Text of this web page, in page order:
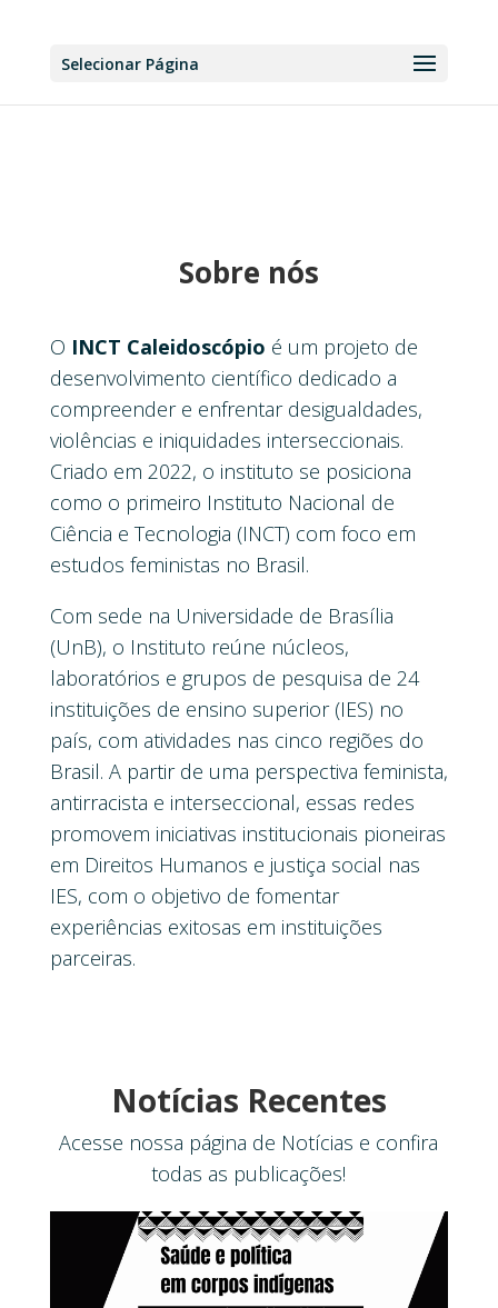
Selecionar Página
Sobre nós
O INCT Caleidoscópio é um projeto de
desenvolvimento científico dedicado a
compreender e enfrentar desigualdades,
violências e iniquidades interseccionais.
Criado em 2022, o instituto se posiciona
como o primeiro Instituto Nacional de
Ciência e Tecnologia (INCT) com foco em
estudos feministas no Brasil.
Com sede na Universidade de Brasília
(UnB), o Instituto reúne núcleos,
laboratórios e grupos de pesquisa de 24
instituições de ensino superior (IES) no
país, com atividades nas cinco regiões do
Brasil. A partir de uma perspectiva feminista,
antirracista e interseccional, essas redes
promovem iniciativas institucionais pioneiras
em Direitos Humanos e justiça social nas
IES, com o objetivo de fomentar
experiências exitosas em instituições
parceiras.
Notícias Recentes
Acesse nossa página de Notícias e confira
todas as publicações!